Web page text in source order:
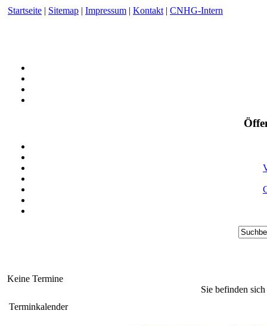
Startseite | Sitemap | Impressum | Kontakt | CNHG-Intern
Keine Termine
Sie befinden
Terminkalender